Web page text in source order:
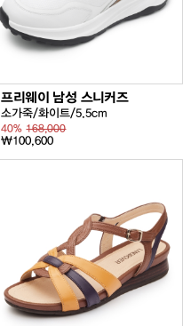
프리웨이 남성 스니커즈
소가죽/화이트/5.5cm
40%168,000
₩100,600